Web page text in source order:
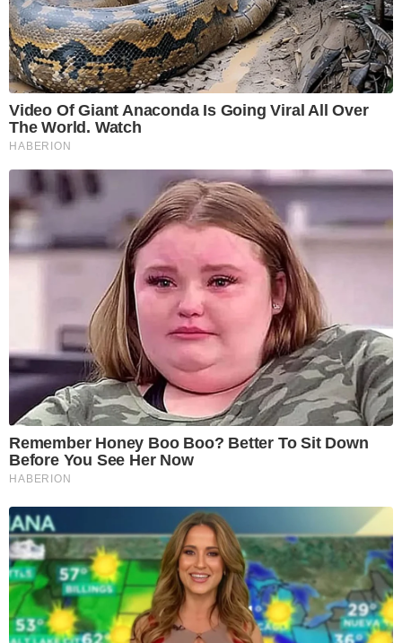
Video Of Giant Anaconda Is Going Viral All Over
The World. Watch
HABERION
Remember Honey Boo Boo? Better To Sit Down
Before You See Her Now
HABERION